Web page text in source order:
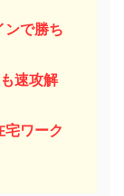
で勝ち
速攻解
ワーク